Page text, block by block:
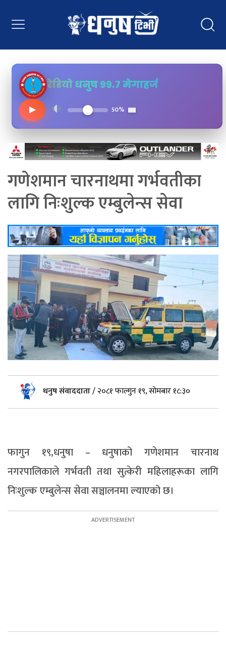
रेडियो धनुष ९९.७ मेगाहर्ज
▶
50%
गणेशमान चारनाथमा गर्भवतीका
लागि निःशुल्क एम्बुलेन्स सेवा
धनुष संवाददाता/२०८१ फाल्गुन १९, सोमबार १८:३०
फागुन १९,धनुषा – धनुषाको गणेशमान चारनाथ
नगरपालिकाले गर्भवती तथा सुत्केरी महिलाहरूका लागि
निःशुल्क एम्बुलेन्स सेवा सञ्चालनमा ल्याएको छ।